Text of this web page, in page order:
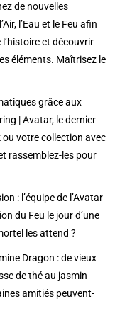
de nouvelles
l’Eau et le Feu afin
et découvrir
éléments. Maîtrisez le
grâce aux
| Avatar, le dernier
ou votre collection avec
rassemblez-les pour
: l’équipe de l’Avatar
du Feu le jour d’une
les attend ?
Dragon : de vieux
de thé au jasmin
amitiés peuvent-